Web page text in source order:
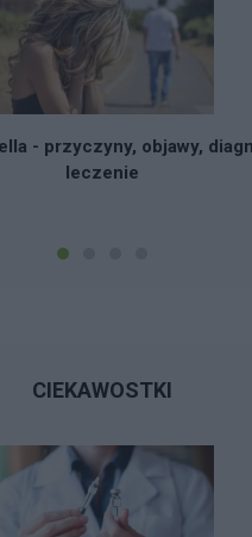
- przyczyny, objawy,
leczenie
CIEKAWOSTKI